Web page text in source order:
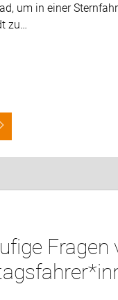
um in einer
zu…
Fragen